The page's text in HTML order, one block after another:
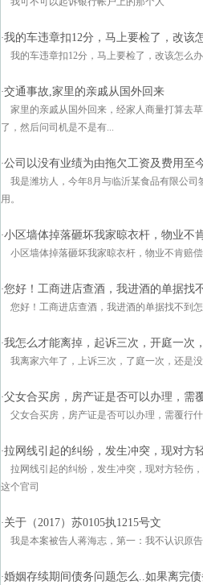
·我的车违章扣12分，马上要检了，改该
我的车违章扣12分，马上要检了，改该怎么办
·交通事故,家里的亲戚从国外回来
家里的亲戚从国外回来，经家人商量打算去
了，然后问司机是不是有...
·公司以没有业绩为由拖欠工资及费用至
我是潍坊人，今年8月与临沂某食品有限公
用。
·小区墙体掉落砸坏我家晾衣杆，物业不
小区墙体掉落砸坏我家晾衣杆，物业不肯赔偿
·您好！工商进店查酒，我进酒的单据找
您好！工商进店查酒，我进酒的单据找不到
·我怎么才能离掉，起诉三次，开庭一次
我离家六年了，上诉三次，了庭一次，还是
·父女合买房，房产证是否可以办理，需
父女合买房，房产证是否可以办理，需覆行什
·拉网线引起的纠纷，发生冲突，现对方
拉网线引起的纠纷，发生冲突，现对方轻伤
这个官司
·关于（2017）苏0105执1215号文
我是本案被告人蒋海志，第一：我不认识原
·婚姻存续期间债务问题怎么..如果离完